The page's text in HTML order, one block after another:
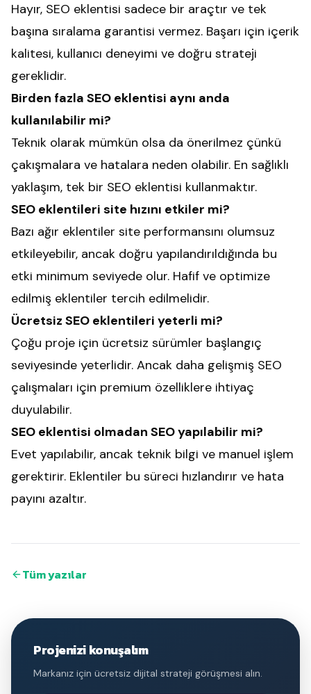
Hayır, SEO eklentisi sadece bir araçtır ve tek
başına sıralama garantisi vermez. Başarı için içerik
kalitesi, kullanıcı deneyimi ve doğru strateji
gereklidir.
Birden fazla SEO eklentisi aynı anda
kullanılabilir mi?
Teknik olarak mümkün olsa da önerilmez çünkü
çakışmalara ve hatalara neden olabilir. En sağlıklı
yaklaşım, tek bir SEO eklentisi kullanmaktır.
SEO eklentileri site hızını etkiler mi?
Bazı ağır eklentiler site performansını olumsuz
etkileyebilir, ancak doğru yapılandırıldığında bu
etki minimum seviyede olur. Hafif ve optimize
edilmiş eklentiler tercih edilmelidir.
Ücretsiz SEO eklentileri yeterli mi?
Çoğu proje için ücretsiz sürümler başlangıç
seviyesinde yeterlidir. Ancak daha gelişmiş SEO
çalışmaları için premium özelliklere ihtiyaç
duyulabilir.
SEO eklentisi olmadan SEO yapılabilir mi?
Evet yapılabilir, ancak teknik bilgi ve manuel işlem
gerektirir. Eklentiler bu süreci hızlandırır ve hata
payını azaltır.
Tüm yazılar
Projenizi konuşalım
Markanız için ücretsiz dijital strateji görüşmesi alın.